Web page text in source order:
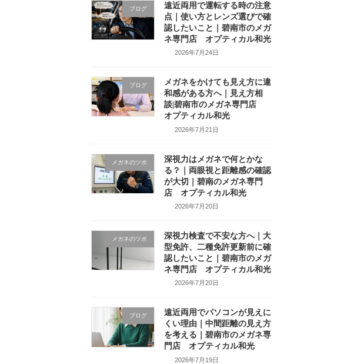
ブログ
遠近両用で運転する時の注意
点｜使い方とレンズ選びで確
認したいこと｜碧南市のメガ
ネ専門店 オプティカル和光
2026年7月24日
ブログ
メガネをかけても見え方に違
和感がある方へ｜見え方相
談|碧南市のメガネ専門店
オプティカル和光
2026年7月21日
メガネのツボ
深視力はメガネで何とかな
る？｜両眼視と距離感の確認
が大切｜碧南のメガネ専門
店 オプティカル和光
2026年7月20日
メガネのツボ
深視力検査で不安な方へ｜大
型免許、二種免許更新前に確
認したいこと｜碧南市のメガ
ネ専門店 オプティカル和光
2026年7月20日
ブログ
遠近両用でパソコンが見えに
くい理由｜中間距離の見え方
を考える｜碧南市のメガネ専
門店 オプティカル和光
2026年7月19日